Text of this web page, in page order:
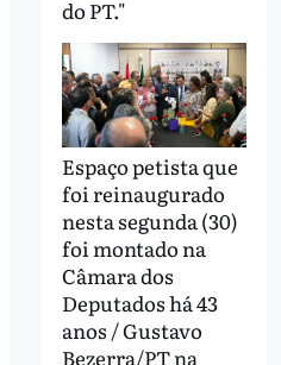
do PT."
Espaço petista que
foi reinaugurado
nesta segunda (30)
foi montado na
Câmara dos
Deputados há 43
anos / Gustavo
Bezerra/PT na